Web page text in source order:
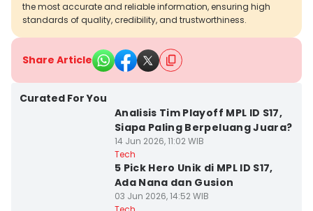
the most accurate and reliable information, ensuring high
standards of quality, credibility, and trustworthiness.
Share Article
Curated For You
Analisis Tim Playoff MPL ID S17,
Siapa Paling Berpeluang Juara?
14 Jun 2026, 11:02 WIB
Tech
5 Pick Hero Unik di MPL ID S17,
Ada Nana dan Gusion
03 Jun 2026, 14:52 WIB